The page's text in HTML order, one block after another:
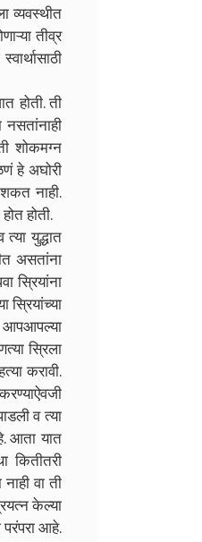
व्यवस्थीत
तीव्र
होती. ती
शोकमग्न
हे अघोरी
नाही.
होती.
युद्धात
असतांना
स्रियांना
स्रियांच्या
आपआपल्या
स्रिला
करावी.
व त्या
आता यात
कितीतरी
वा ती
केल्या
आहे.